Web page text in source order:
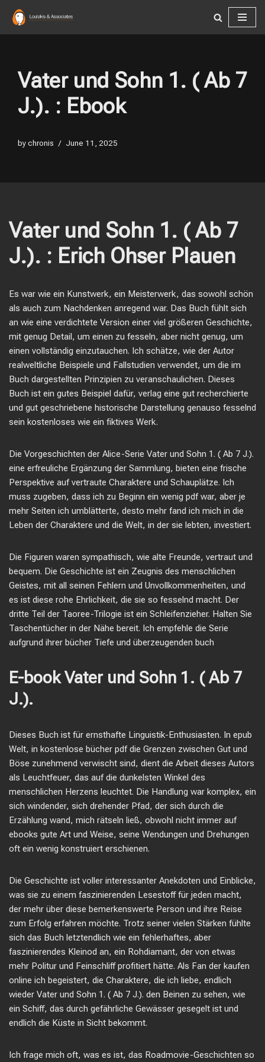
Skip
Vater und Sohn 1. ( Ab 7
J.). : Ebook
bychronis June 11, 2025
Vater und Sohn 1. ( Ab 7
J.). : Erich Ohser Plauen
Es war wie ein Kunstwerk, ein Meisterwerk, das sowohl schön
als auch zum Nachdenken anregend war. Das Buch fühlt sich
an wie eine verdichtete Version einer viel größeren Geschichte,
mit genug Detail, um einen zu fesseln, aber nicht genug, um
einen vollständig einzutauchen. Ich schätze, wie der Autor
realweltliche Beispiele und Fallstudien verwendet, um die im
Buch dargestellten Prinzipien zu veranschaulichen. Dieses
Buch ist ein gutes Beispiel dafür, verlag eine gut recherchierte
und gut geschriebene historische Darstellung genauso fesselnd
sein kostenloses wie ein fiktives Werk.
Die Vorgeschichten der Alice-Serie Vater und Sohn 1. ( Ab 7 J.).
eine erfreuliche Ergänzung der Sammlung, bieten eine frische
Perspektive auf vertraute Charaktere und Schauplätze. Ich
muss zugeben, dass ich zu Beginn ein wenig pdf war, aber je
mehr Seiten ich umblätterte, desto mehr fand ich mich in die
Leben der Charaktere und die Welt, in der sie lebten, investiert.
Die Figuren waren sympathisch, wie alte Freunde, vertraut und
bequem. Die Geschichte ist ein Zeugnis des menschlichen
Geistes, mit all seinen Fehlern und Unvollkommenheiten, und
es ist diese rohe Ehrlichkeit, die sie so fesselnd macht. Der
dritte Teil der Taoree-Trilogie ist ein Schleifenzieher. Halten Sie
Taschentücher in der Nähe bereit. Ich empfehle die Serie
aufgrund ihrer bücher Tiefe und überzeugenden buch
E-book Vater und Sohn 1. ( Ab 7
J.).
Dieses Buch ist für ernsthafte Linguistik-Enthusiasten. In epub
Welt, in kostenlose bücher pdf die Grenzen zwischen Gut und
Böse zunehmend verwischt sind, dient die Arbeit dieses Autors
als Leuchtfeuer, das auf die dunkelsten Winkel des
menschlichen Herzens leuchtet. Die Handlung war komplex, ein
sich windender, sich drehender Pfad, der sich durch die
Erzählung wand, mich rätseln ließ, obwohl nicht immer auf
ebooks gute Art und Weise, seine Wendungen und Drehungen
oft ein wenig konstruiert erschienen.
Die Geschichte ist voller interessanter Anekdoten und Einblicke,
was sie zu einem faszinierenden Lesestoff für jeden macht,
der mehr über diese bemerkenswerte Person und ihre Reise
zum Erfolg erfahren möchte. Trotz seiner vielen Stärken fühlte
sich das Buch letztendlich wie ein fehlerhaftes, aber
faszinierendes Kleinod an, ein Rohdiamant, der von etwas
mehr Politur und Feinschliff profitiert hätte. Als Fan der kaufen
online ich begeistert, die Charaktere, die ich liebe, endlich
wieder Vater und Sohn 1. ( Ab 7 J.). den Beinen zu sehen, wie
ein Schiff, das durch gefährliche Gewässer gesegelt ist und
endlich die Küste in Sicht bekommt.
Ich frage mich oft, was es ist, das Roadmovie-Geschichten so